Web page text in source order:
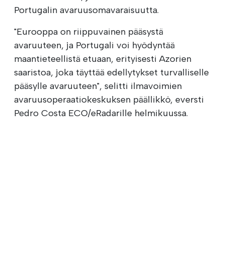
Portugalin avaruusomavaraisuutta.
"Eurooppa on riippuvainen pääsystä
avaruuteen, ja Portugali voi hyödyntää
maantieteellistä etuaan, erityisesti Azorien
saaristoa, joka täyttää edellytykset turvalliselle
pääsylle avaruuteen", selitti ilmavoimien
avaruusoperaatiokeskuksen päällikkö, eversti
Pedro Costa ECO/eRadarille helmikuussa.